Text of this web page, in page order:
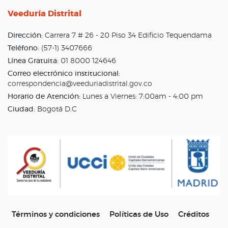
Veeduría Distrital
Dirección: Carrera 7 # 26 - 20 Piso 34 Edificio Tequendama
Teléfono: (57-1) 3407666
Línea Gratuita: 01 8000 124646
Correo electrónico institucional:
correspondencia@veeduriadistrital.gov.co
Horario de Atención: Lunes a Viernes: 7:00am - 4:00 pm
Ciudad: Bogotá D.C
Términos y condiciones Políticas de Uso Créditos